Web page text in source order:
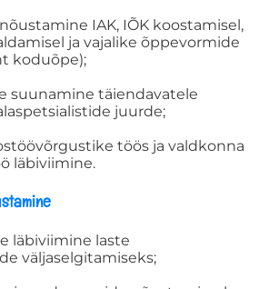
ПО-РУССКИ
Koolituskeskus
Meie keskus
IAK, IÕK koostamisel,
ja vajalike õppevormide
koduõpe);
suunamine täiendavatele
juurde;
töös ja valdkonna
läbiviimine.
läbiviimine laste
väljaselgitamiseks;